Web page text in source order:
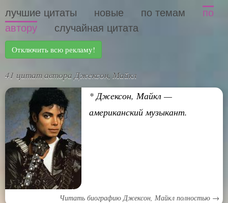
лучшие цитаты новые по темам
по
автору
случайная цитата
Отключить всю рекламу!
41 цитат автора Джексон, Майкл
* Джексон, Майкл —
американский музыкант.
Читать биографию Джексон, Майкл полностью →